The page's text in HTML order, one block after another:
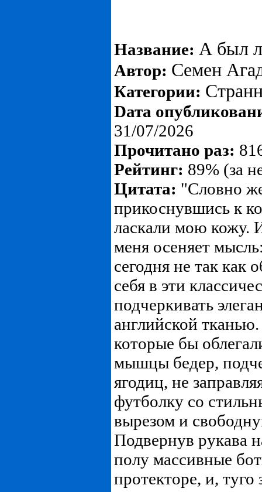
Название: А был
Автор: Семен
Категории:
Dата
31/07/2026
Прочитано раз:
Рейтинг: 89% (за
Цитата: "Словно
прикоснувшись к
ласкали мою кожу.
меня осеняет
сегодня не так как
себя в эти
подчеркивать
английской
которые бы
мышцы бедер,
ягодиц, не
футболку со
вырезом и
Подвернув рукава
полу массивные
протекторе, и,